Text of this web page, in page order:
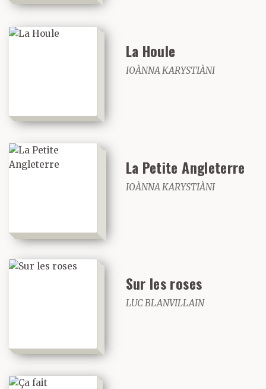
La Houle
IOÀNNA KARYSTIÀNI
La Petite Angleterre
IOÀNNA KARYSTIÀNI
Sur les roses
LUC BLANVILLAIN